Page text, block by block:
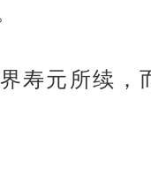
寿元所续，